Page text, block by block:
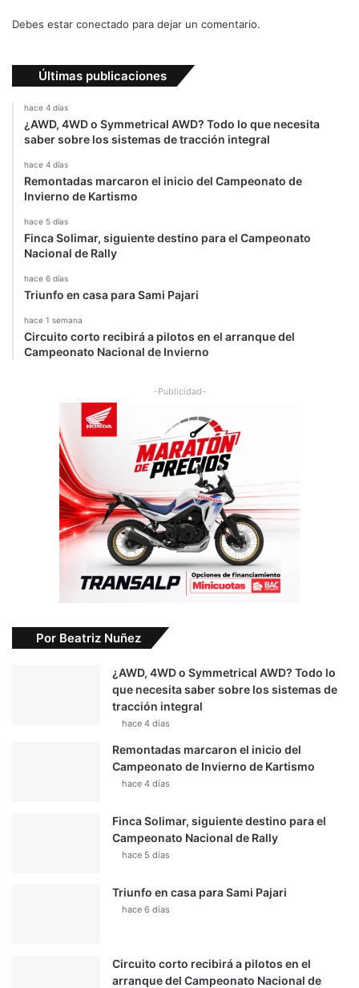
n
t
e
Debes estar conectado para dejar un comentario.
Últimas publicaciones
hace 4 días
¿AWD, 4WD o Symmetrical AWD? Todo lo que necesita
saber sobre los sistemas de tracción integral
hace 4 días
Remontadas marcaron el inicio del Campeonato de
Invierno de Kartismo
hace 5 días
Finca Solimar, siguiente destino para el Campeonato
Nacional de Rally
hace 6 días
Triunfo en casa para Sami Pajari
hace 1 semana
Circuito corto recibirá a pilotos en el arranque del
Campeonato Nacional de Invierno
-Publicidad-
Por Beatriz Nuñez
¿AWD, 4WD o Symmetrical AWD? Todo lo
que necesita saber sobre los sistemas de
tracción integral
hace 4 días
Remontadas marcaron el inicio del
Campeonato de Invierno de Kartismo
hace 4 días
Finca Solimar, siguiente destino para el
Campeonato Nacional de Rally
hace 5 días
Triunfo en casa para Sami Pajari
hace 6 días
Circuito corto recibirá a pilotos en el
arranque del Campeonato Nacional de